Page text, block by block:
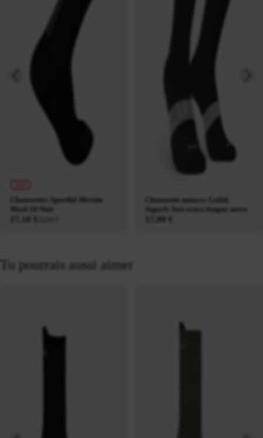
Chaussettes Sportful Merino
Wool 18 Noir
Chaussette unisexe Gobik
Superb Axis extra longue noire
Tu pourrais aussi aimer